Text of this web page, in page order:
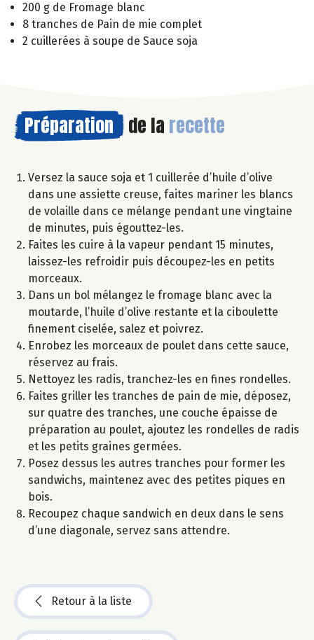
200 g de Fromage blanc
8 tranches de Pain de mie complet
2 cuillerées à soupe de Sauce soja
Préparation de la recette
Versez la sauce soja et 1 cuillerée d’huile d’olive
dans une assiette creuse, faites mariner les blancs
de volaille dans ce mélange pendant une vingtaine
de minutes, puis égouttez-les.
Faites les cuire à la vapeur pendant 15 minutes,
laissez-les refroidir puis découpez-les en petits
morceaux.
Dans un bol mélangez le fromage blanc avec la
moutarde, l’huile d’olive restante et la ciboulette
finement ciselée, salez et poivrez.
Enrobez les morceaux de poulet dans cette sauce,
réservez au frais.
Nettoyez les radis, tranchez-les en fines rondelles.
Faites griller les tranches de pain de mie, déposez,
sur quatre des tranches, une couche épaisse de
préparation au poulet, ajoutez les rondelles de radis
et les petits graines germées.
Posez dessus les autres tranches pour former les
sandwichs, maintenez avec des petites piques en
bois.
Recoupez chaque sandwich en deux dans le sens
d’une diagonale, servez sans attendre.
Retour à la liste